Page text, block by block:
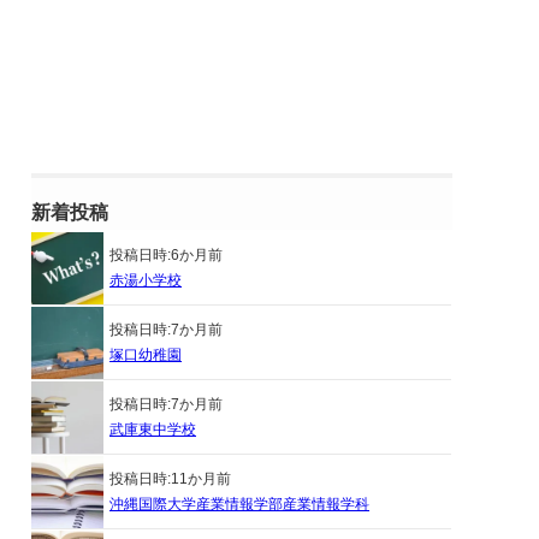
新着投稿
投稿日時:6か月前
赤湯小学校
投稿日時:7か月前
塚口幼稚園
投稿日時:7か月前
武庫東中学校
投稿日時:11か月前
沖縄国際大学産業情報学部産業情報学科